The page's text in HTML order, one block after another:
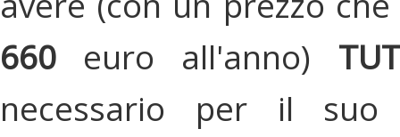
660 euro all'anno)
necessario per il suo